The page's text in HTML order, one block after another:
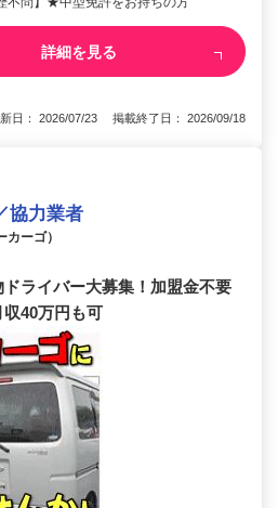
詳細を見る
日： 2026/07/23 掲載終了日： 2026/09/18
協力業者
ーゴ）
ライバー大募集！加盟金不要
40万円も可